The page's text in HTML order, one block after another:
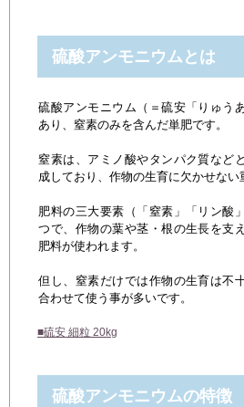
硫酸アンモニウムとは
硫酸アンモニウム（＝硫安「りゅう
あり、窒素のみを含んだ単肥です。
窒素は、アミノ酸やタンパク質など
成しており、作物の生育に欠かせない
肥料の三大要素（「窒素」「リン酸
つで、作物の葉や茎・根の生長を支
肥料が使われます。
但し、窒素だけでは作物の生育は不
合わせて使う事が多いです。
■硫安 細粒 20kg
硫酸アンモニウムの特徴